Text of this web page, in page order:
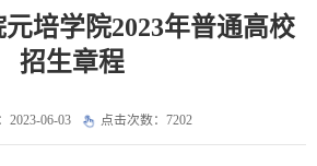
培学院2023年普通高校
招生章程
2023-06-03 点击次数：7202